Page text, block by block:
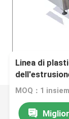
Linea di
luride
MOQ：1